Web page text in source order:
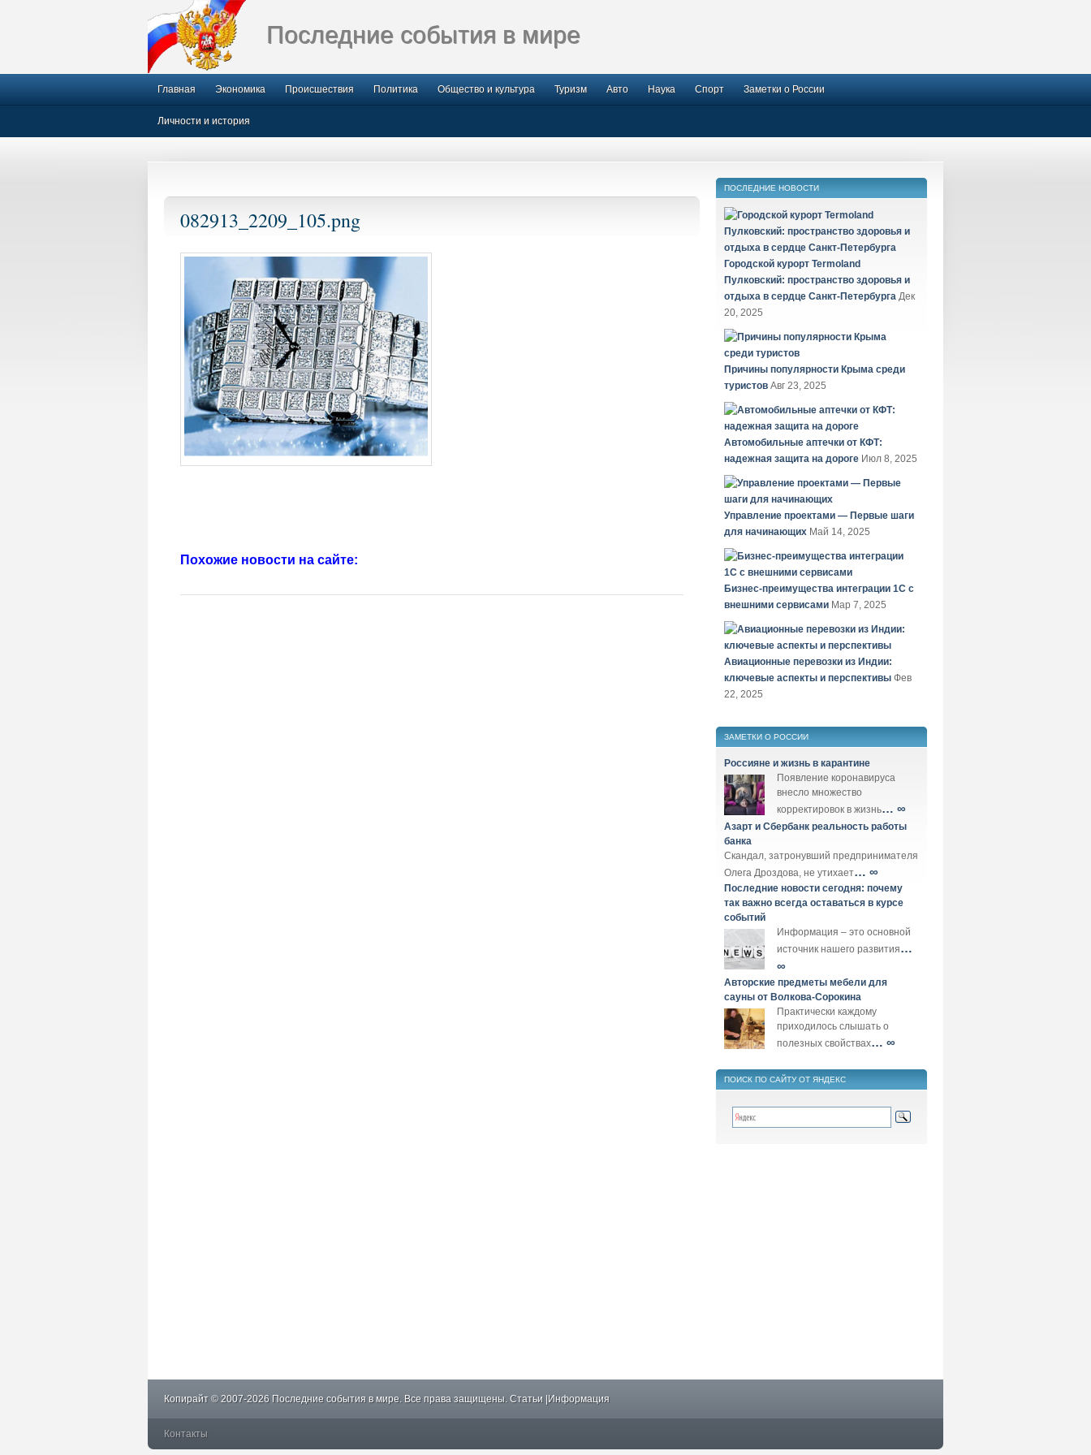
Последние события в мире
Главная Экономика Происшествия Политика Общество и культура Туризм Авто Наука Спорт Заметки о России
Личности и история
082913_2209_105.png
Похожие новости на сайте:
ПОСЛЕДНИЕ НОВОСТИ
Городской курорт Termoland
Пулковский: пространство здоровья и
отдыха в сердце Санкт-Петербурга Дек
20, 2025
Причины популярности Крыма среди
туристов Авг 23, 2025
Автомобильные аптечки от КФТ:
надежная защита на дороге Июл 8, 2025
Управление проектами — Первые шаги
для начинающих Май 14, 2025
Бизнес-преимущества интеграции 1С с
внешними сервисами Мар 7, 2025
Авиационные перевозки из Индии:
ключевые аспекты и перспективы Фев
22, 2025
ЗАМЕТКИ О РОССИИ
Россияне и жизнь в карантине
Появление коронавируса
внесло множество
корректировок в жизнь… ∞
Азарт и Сбербанк реальность работы
банка
Скандал, затронувший предпринимателя
Олега Дроздова, не утихает… ∞
Последние новости сегодня: почему
так важно всегда оставаться в курсе
событий
Информация – это основной
источник нашего развития…
∞
Авторские предметы мебели для
сауны от Волкова-Сорокина
Практически каждому
приходилось слышать о
полезных свойствах… ∞
ПОИСК ПО САЙТУ ОТ ЯНДЕКС
Копирайт © 2007-2026 Последние события в мире. Все права защищены. Статьи |Информация
Контакты